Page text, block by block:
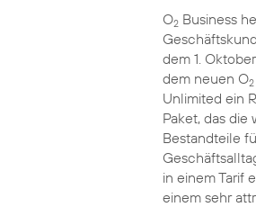
O2Business
dem 1.
dem neuen O2
Unlimited ein
Paket, das die
Bestandteile
in einem Tarif
einem sehr